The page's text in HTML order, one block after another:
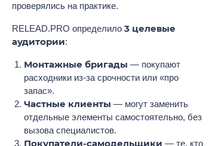
проверялись на практике.
RELEAD.PRO определило 3 целевые
аудитории:
Монтажные бригады — покупают
расходники из-за срочности или «про
запас».
Частные клиенты — могут заменить
отдельные элементы самостоятельно, без
вызова специалистов.
Покупатели-самодельщики — те, кто